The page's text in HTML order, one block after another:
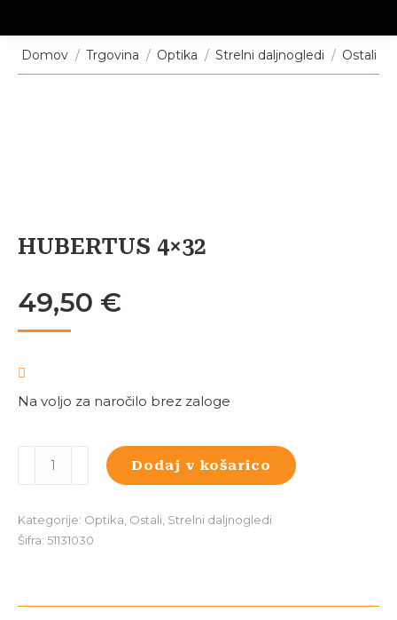
Tukaj ste:
Domov Trgovina Optika Strelni daljnogledi Ostali
HUBERTUS 4×32
49,50 €
Na voljo za naročilo brez zaloge
Dodaj v košarico
Kategorije: Optika Ostali Strelni daljnogledi
Šifra: 51131030